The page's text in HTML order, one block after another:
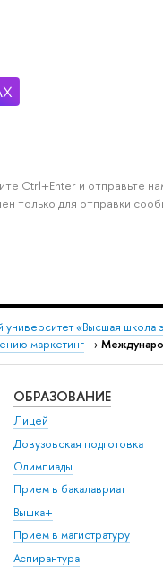
Ctrl+Enter и отправьте
только для отправки
университет «Высшая школа
маркетинг →
ОБРАЗОВАНИЕ
Лицей
Довузовская подготовка
Олимпиады
Прием в бакалавриат
Вышка+
Прием в магистратуру
Аспирантура